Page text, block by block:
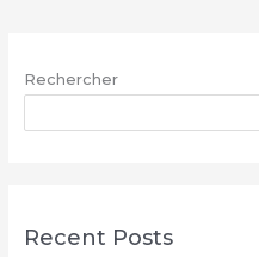
Henri
–
et
Rechercher
Recent Posts